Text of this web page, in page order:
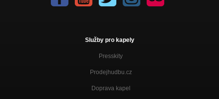
Služby pro kapely
Presskity
Prodejhudbu.cz
Doprava kapel